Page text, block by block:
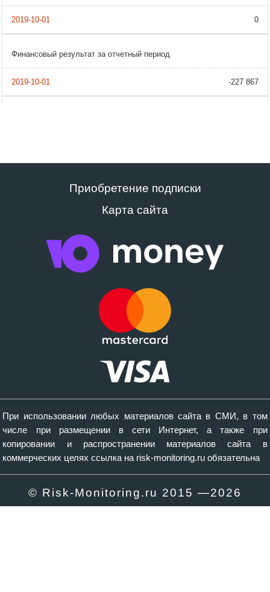
0
Финансовый результат за отчетный период
-227 867
Приобретение подписки
Карта сайта
При использовании любых материалов сайта в СМИ, в том
числе при размещении в сети Интернет, а также при
копировании и распространении материалов сайта в
коммерческих целях ссылка на risk-monitoring.ru обязательна
© Risk-Monitoring.ru 2015 —2026